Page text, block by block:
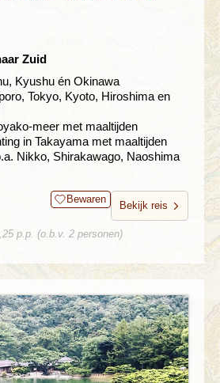
Zuid
Kyushu én Okinawa
Tokyo, Kyoto, Hiroshima en
meer met maaltijden
in Takayama met maaltijden
Nikko, Shirakawago, Naoshima
Bewaren
Bekijk reis
p.p. (o.b.v. 2 personen)